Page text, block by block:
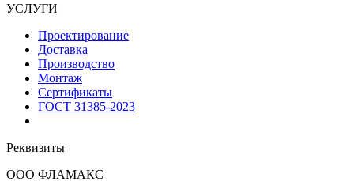
УСЛУГИ
Проектирование
Доставка
Производство
Монтаж
Сертификаты
ГОСТ 31385-2023
Реквизиты
ООО ФЛАМАКС